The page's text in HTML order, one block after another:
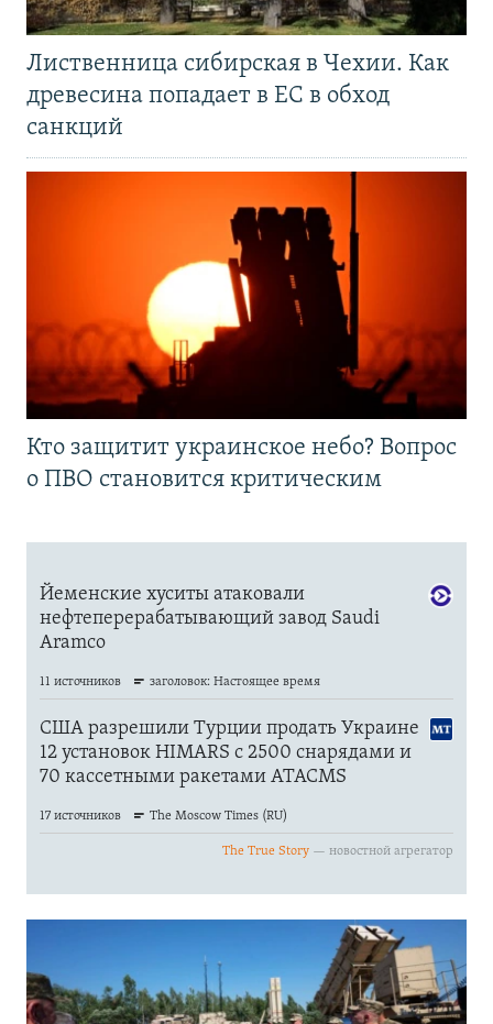
Лиственница сибирская в Чехии. Как
древесина попадает в ЕС в обход
санкций
Кто защитит украинское небо? Вопрос
о ПВО становится критическим